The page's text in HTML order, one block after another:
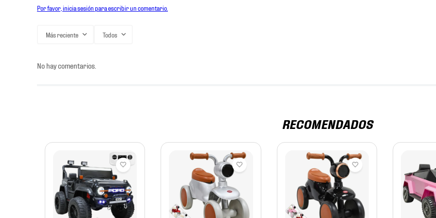
Por favor, inicia sesión para escribir un comentario.
Más reciente Todos
No hay comentarios.
RECOMENDADOS